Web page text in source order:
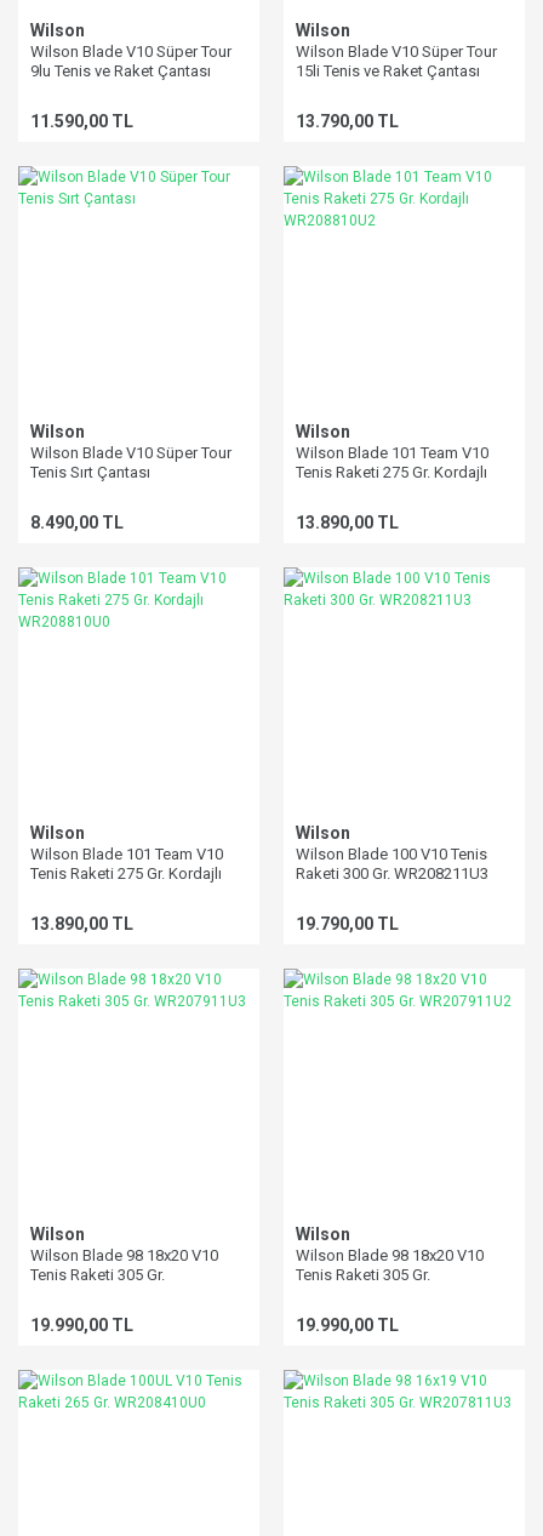
Wilson
Wilson Blade V10 Süper Tour
9lu Tenis ve Raket Çantası
11.590,00 TL
Wilson
Wilson Blade V10 Süper Tour
15li Tenis ve Raket Çantası
13.790,00 TL
Wilson
Wilson Blade V10 Süper Tour
Tenis Sırt Çantası
8.490,00 TL
Wilson
Wilson Blade 101 Team V10
Tenis Raketi 275 Gr. Kordajlı
13.890,00 TL
Wilson
Wilson Blade 101 Team V10
Tenis Raketi 275 Gr. Kordajlı
13.890,00 TL
Wilson
Wilson Blade 100 V10 Tenis
Raketi 300 Gr. WR208211U3
19.790,00 TL
Wilson
Wilson Blade 98 18x20 V10
Tenis Raketi 305 Gr.
19.990,00 TL
Wilson
Wilson Blade 98 18x20 V10
Tenis Raketi 305 Gr.
19.990,00 TL